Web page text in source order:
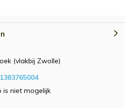
(vlakbij Zwolle)
is niet mogelijk